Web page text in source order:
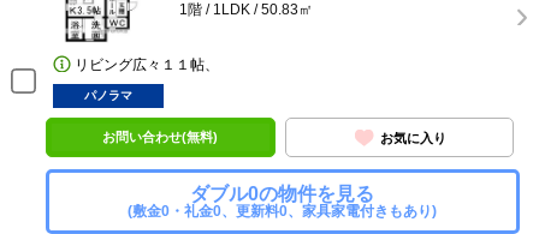
1階 / 1LDK / 50.83㎡
リビング広々１１帖、
パノラマ
お問い合わせ(無料) お気に入り
ダブル0の物件を見る
(敷金0・礼金0、更新料0、家具家電付きもあり)